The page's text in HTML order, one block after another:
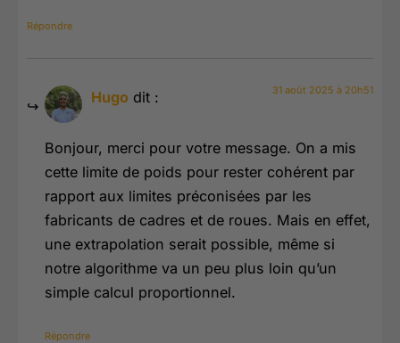
Répondre
Hugo dit : 31 août 2025 à 20h51
Bonjour, merci pour votre message. On a mis
cette limite de poids pour rester cohérent par
rapport aux limites préconisées par les
fabricants de cadres et de roues. Mais en effet,
une extrapolation serait possible, même si
notre algorithme va un peu plus loin qu’un
simple calcul proportionnel.
Répondre